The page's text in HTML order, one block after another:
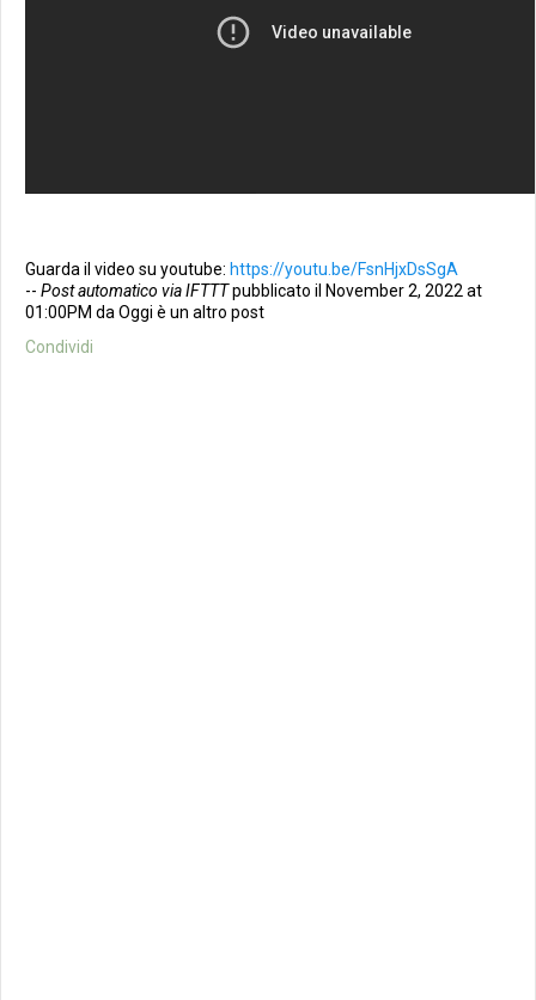
Guarda il video su youtube: https://youtu.be/FsnHjxDsSgA
-- Post automatico via IFTTTpubblicato il November 2, 2022 at
01:00PM da Oggi è un altro post
Condividi